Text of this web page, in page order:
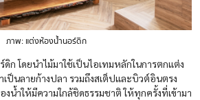
ภาพ: แต่งห้องน้ำนอร์ดิก
ก โดยนำไม้มาใช้เป็นไอเทมหลักในการตกแต่ง
ป็นลายก้างปลา รวมถึงสเต็ปและบิวต์อินตรง
น้ำให้มีความใกล้ชิดธรรมชาติ ให้ทุกครั้งที่เข้ามา